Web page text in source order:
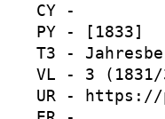
CY -
PY - [1833]
T3 -
VL - 3
UR - https://